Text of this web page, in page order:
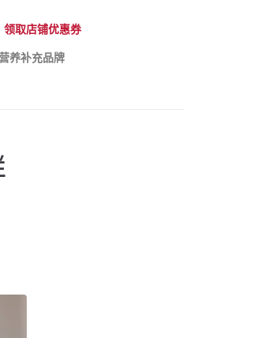
领取店铺优惠券
养补充品牌